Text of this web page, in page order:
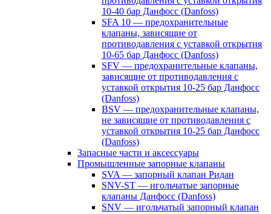
10-40 бар Данфосс (Danfoss)
SFA 10 — предохранительные
клапаны, зависящие от
противодавления с уставкой открытия
10-65 бар Данфосс (Danfoss)
SFV — предохранительные клапаны,
зависящие от противодавления с
уставкой открытия 10-25 бар Данфосс
(Danfoss)
BSV — предохранительные клапаны,
не зависящие от противодавления с
уставкой открытия 10-25 бар Данфосс
(Danfoss)
Запасные части и аксессуары
Промышленные запорные клапаны
SVA — запорный клапан Ридан
SNV-ST — игольчатые запорные
клапаны Данфосс (Danfoss)
SNV — игольчатый запорный клапан